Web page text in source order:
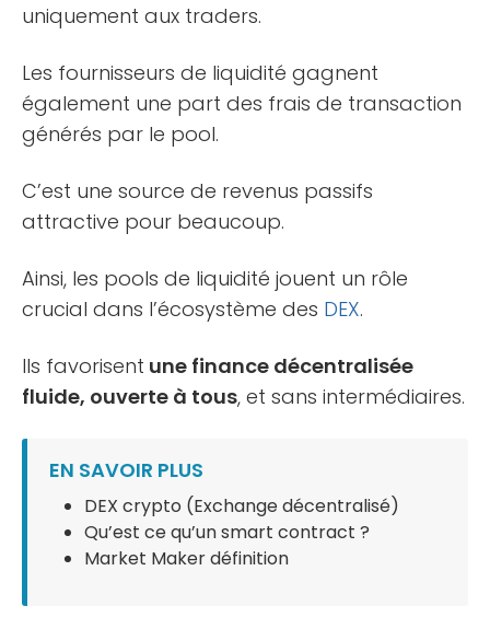
uniquement aux traders.
Les fournisseurs de liquidité gagnent
également une part des frais de transaction
générés par le pool.
C’est une source de revenus passifs
attractive pour beaucoup.
Ainsi, les pools de liquidité jouent un rôle
crucial dans l’écosystème des DEX.
Ils favorisent une finance décentralisée
fluide, ouverte à tous, et sans intermédiaires.
EN SAVOIR PLUS
DEX crypto (Exchange décentralisé)
Qu’est ce qu’un smart contract ?
Market Maker définition